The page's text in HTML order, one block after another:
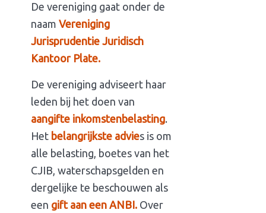
De vereniging gaat onder de
naam Vereniging
Jurisprudentie Juridisch
Kantoor Plate.
De vereniging adviseert haar
leden bij het doen van
aangifte inkomstenbelasting.
Het belangrijkste advies is om
alle belasting, boetes van het
CJIB, waterschapsgelden en
dergelijke te beschouwen als
een gift aan een ANBI. Over